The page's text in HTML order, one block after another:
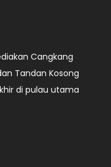
Cangkang
Tandan Kosong
di pulau utama